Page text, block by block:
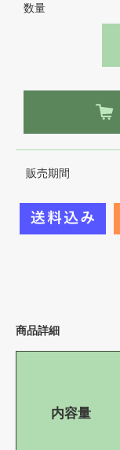
数量
販売期間
商品詳細
内容量